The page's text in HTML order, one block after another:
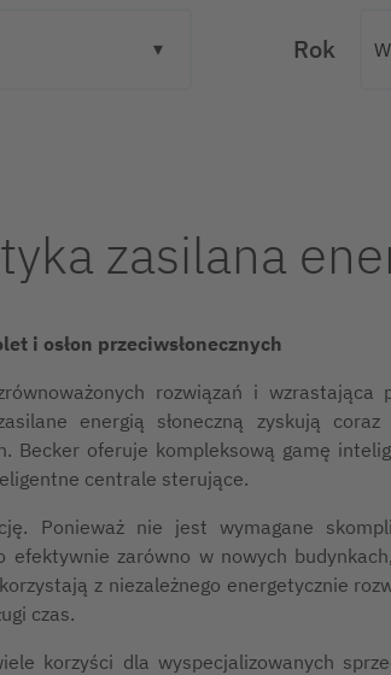
Rok
zasilana
i osłon przeciwsłonecznych
rozwiązań i wzrastająca
energią słoneczną zyskują coraz
Becker oferuje kompleksową gamę
centrale sterujące.
Ponieważ nie jest wymagane
efektywnie zarówno w nowych
z niezależnego energetycznie
czas.
korzyści dla wyspecjalizowanych